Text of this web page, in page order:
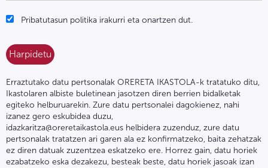
Pribatutasun politika irakurri eta onartzen dut.
Erraztutako datu pertsonalak ORERETA IKASTOLA-k tratatuko ditu,
Ikastolaren albiste buletinean jasotzen diren berrien bidalketak
egiteko helburuarekin. Zure datu pertsonalei dagokienez, nahi
izanez gero eskubidea duzu,
idazkaritza@oreretaikastola.eus helbidera zuzenduz, zure datu
pertsonalak tratatzen ari garen ala ez konfirmatzeko, baita zehatzak
ez diren datuak zuzentzea eskatzeko ere. Horrez gain, datu horiek
ezabatzeko eska dezakezu, besteak beste, datu horiek jasoak izan